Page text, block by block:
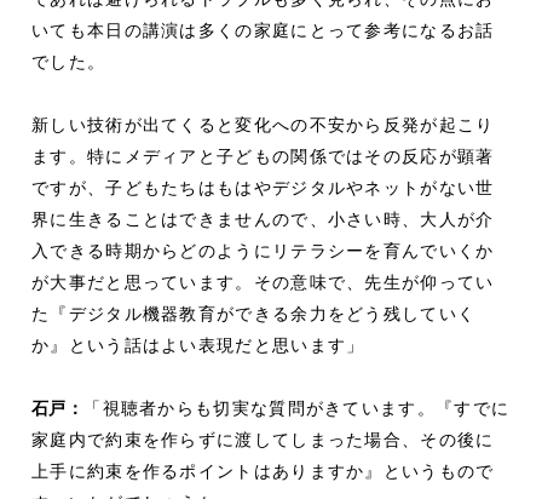
いても本日の講演は多くの家庭にとって参考になるお話
でした。
新しい技術が出てくると変化への不安から反発が起こり
ます。特にメディアと子どもの関係ではその反応が顕著
ですが、子どもたちはもはやデジタルやネットがない世
界に生きることはできませんので、小さい時、大人が介
入できる時期からどのようにリテラシーを育んでいくか
が大事だと思っています。その意味で、先生が仰ってい
た『デジタル機器教育ができる余力をどう残していく
か』という話はよい表現だと思います」
石戸：
「視聴者からも切実な質問がきています。『すでに
家庭内で約束を作らずに渡してしまった場合、その後に
上手に約束を作るポイントはありますか』というもので